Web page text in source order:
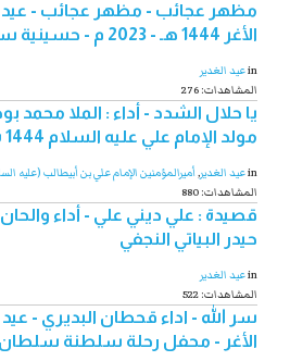
مظهر عجائب - مظهر عجائب - عيد
الأغر 1444 هـ - 2023 م - حسينية سيد الش...
inعيد الغدير
276 :المشاهدات
يا حلال الشدد - أداء : الملا محمد
مولد الإمام علي عليه السلام 1444 ه...
inعيد الغدير,أميرالمؤمنين الإمام علي بن أبيطالب (عليه
880 :المشاهدات
قصيدة : علي ديني علي - أداء والحان
حيدر البياتي النجفي
inعيد الغدير
522 :المشاهدات
سر الله - اداء قحطان البديري - عيد
الأغر - محفل رحلة سلطنة